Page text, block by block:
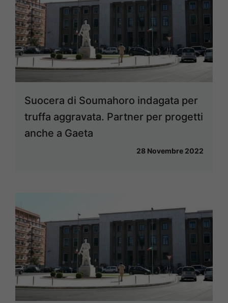
Suocera di Soumahoro indagata per
truffa aggravata. Partner per progetti
anche a Gaeta
28 Novembre 2022